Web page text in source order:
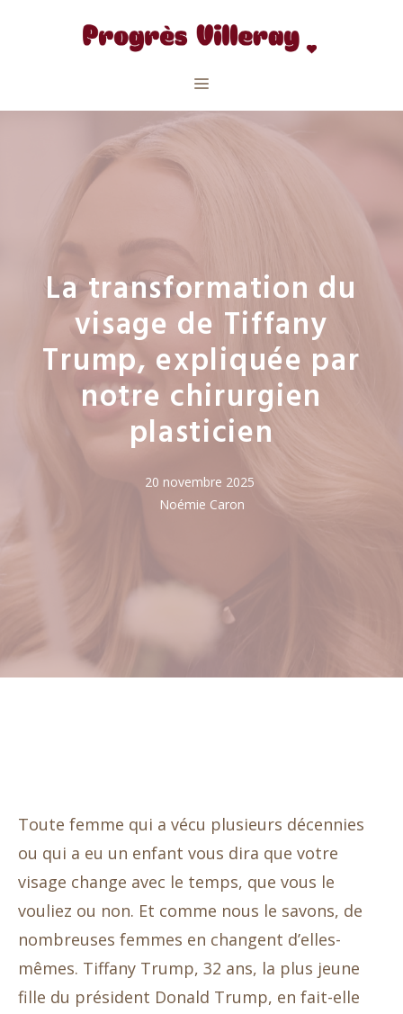
Menu
La transformation du
visage de Tiffany
Trump, expliquée par
notre chirurgien
plasticien
20 novembre 2025
Noémie Caron
Toute femme qui a vécu plusieurs décennies
ou qui a eu un enfant vous dira que votre
visage change avec le temps, que vous le
vouliez ou non. Et comme nous le savons, de
nombreuses femmes en changent d’elles-
mêmes. Tiffany Trump, 32 ans, la plus jeune
fille du président Donald Trump, en fait-elle